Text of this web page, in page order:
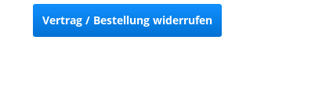
Vertrag / Bestellung widerrufen